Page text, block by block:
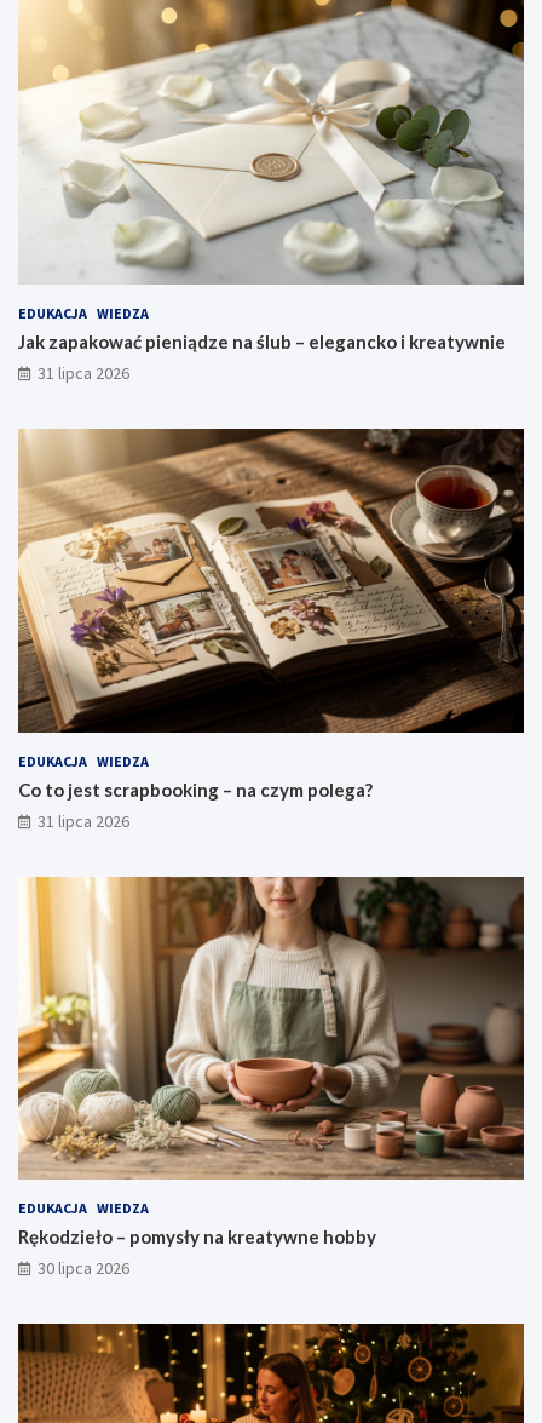
EDUKACJA WIEDZA
Jak zapakować pieniądze na ślub – elegancko i kreatywnie
31 lipca 2026
EDUKACJA WIEDZA
Co to jest scrapbooking – na czym polega?
31 lipca 2026
EDUKACJA WIEDZA
Rękodzieło – pomysły na kreatywne hobby
30 lipca 2026